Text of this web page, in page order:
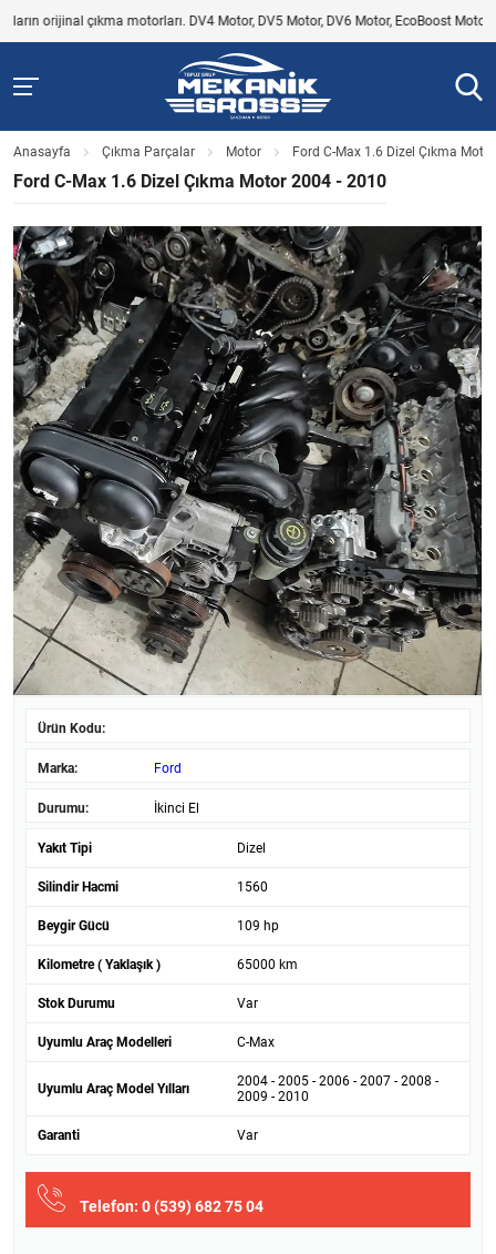
orijinal çıkma motorları. DV4 Motor, DV5 Motor, DV6 Motor, EcoBoost Motor,
Anasayfa Çıkma Parçalar Motor Ford C-Max 1.6 Dizel Çıkma
Ford C-Max 1.6 Dizel Çıkma Motor 2004 - 2010
Ürün Kodu:
Marka: Ford
Durumu: İkinci El
Yakıt Tipi Dizel
Silindir Hacmi 1560
Beygir Gücü 109 hp
Kilometre ( Yaklaşık ) 65000 km
Stok Durumu Var
Uyumlu Araç Modelleri C-Max
Uyumlu Araç Model Yılları
2004 - 2005 - 2006 - 2007 - 2008 -
2009 - 2010
Garanti Var
Telefon: 0 (539) 682 75 04